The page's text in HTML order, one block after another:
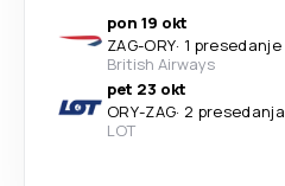
pon 19 okt
ZAG-ORY· 1 presedanje
British Airways
pet 23 okt
ORY-ZAG· 2 presedanja
LOT